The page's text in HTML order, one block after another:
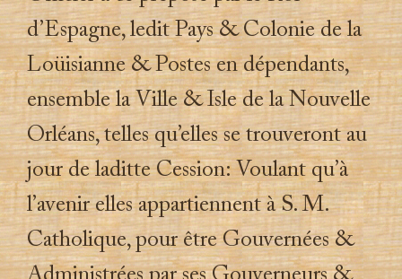
d’Espagne, ledit Pays & Colonie de la
Loüisianne & Postes en dépendants,
ensemble la Ville & Isle de la Nouvelle
Orléans, telles qu’elles se trouveront au
jour de laditte Cession: Voulant qu’à
l’avenir elles appartiennent à S. M.
Catholique, pour être Gouvernées &